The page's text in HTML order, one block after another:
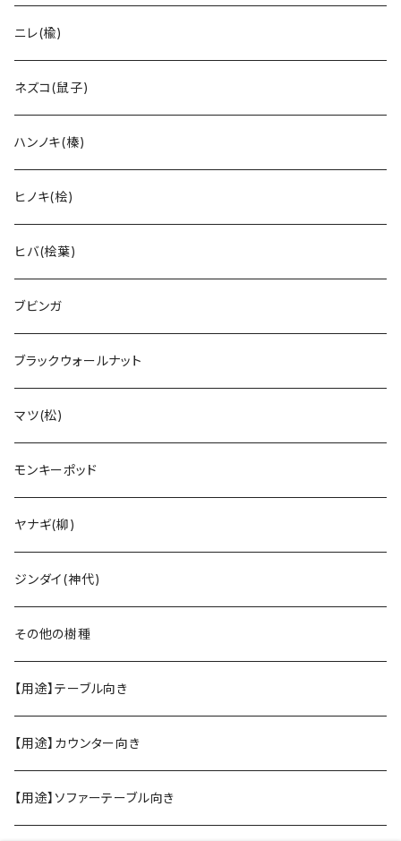
ニレ(楡)
ネズコ(鼠子)
ハンノキ(榛)
ヒノキ(桧)
ヒバ(桧葉)
ブビンガ
ブラックウォールナット
マツ(松)
モンキーポッド
ヤナギ(柳)
ジンダイ(神代)
その他の樹種
【用途】テーブル向き
【用途】カウンター向き
【用途】ソファーテーブル向き